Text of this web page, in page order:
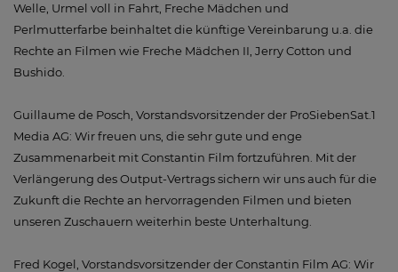
Welle, Urmel voll in Fahrt, Freche Mädchen und
Perlmutterfarbe beinhaltet die künftige Vereinbarung u.a. die
Rechte an Filmen wie Freche Mädchen II, Jerry Cotton und
Bushido.
Guillaume de Posch, Vorstandsvorsitzender der ProSiebenSat.1
Media AG: Wir freuen uns, die sehr gute und enge
Zusammenarbeit mit Constantin Film fortzuführen. Mit der
Verlängerung des Output-Vertrags sichern wir uns auch für die
Zukunft die Rechte an hervorragenden Filmen und bieten
unseren Zuschauern weiterhin beste Unterhaltung.
Fred Kogel, Vorstandsvorsitzender der Constantin Film AG: Wir